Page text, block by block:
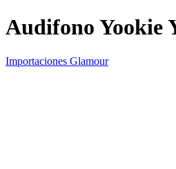
Audifono Yookie
Importaciones Glamour